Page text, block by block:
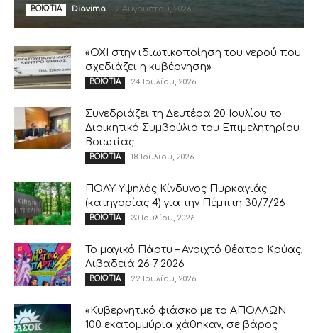
ΒΟΙΩΤΙΑ Diavima - 2 Αυγούστου, 2026
«ΟΧΙ στην ιδιωτικοποίηση του νερού που
σχεδιάζει η κυβέρνηση»
ΒΟΙΩΤΙΑ 24 Ιουλίου, 2026
Συνεδριάζει τη Δευτέρα 20 Ιουλίου το
Διοικητικό Συμβούλιο του Επιμελητηρίου
Βοιωτίας
ΒΟΙΩΤΙΑ 18 Ιουλίου, 2026
ΠΟΛΥ Υψηλός Κίνδυνος Πυρκαγιάς
(κατηγορίας 4) για την Πέμπτη 30/7/26
ΒΟΙΩΤΙΑ 30 Ιουλίου, 2026
Το μαγικό Πάρτυ – Ανοιχτό θέατρο Κρύας,
Λιβαδειά 26-7-2026
ΒΟΙΩΤΙΑ 22 Ιουλίου, 2026
«Κυβερνητικό φιάσκο με το ΑΠΟΛΛΩΝ.
100 εκατομμύρια χάθηκαν, σε βάρος